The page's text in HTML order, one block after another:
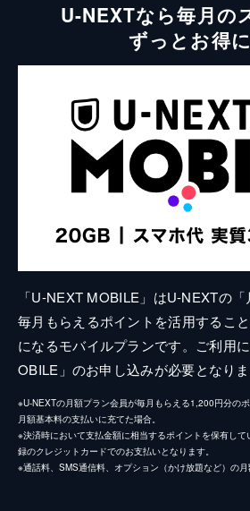
U-NEXTなら毎月の
ずっとお得に
「U-NEXT MOBILE」はU-NEXTの
毎月もらえるポイントを活用するこ
になるモバイルプランです。ご利用
OBILE」のお申し込みが必要となりま
※U-NEXTの月額プラン会員が毎月もらえる1,200円分の
月額基本料の支払いに充てた場合。
※決済時において支払金額に相当するポイントを保有し
録のクレジットカードでのお支払いとなります。
※通話料、SMS通信料、オプション（かけ放題など）の月